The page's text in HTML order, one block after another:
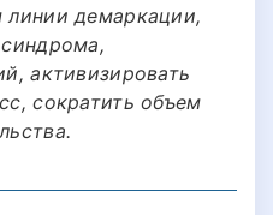
линии демаркации,
активизировать
сократить объем